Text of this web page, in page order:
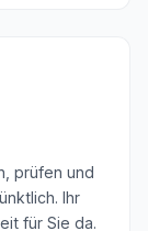
prüfen und
Ihr
für Sie da.